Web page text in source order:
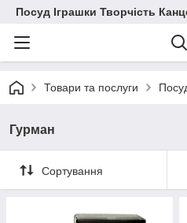
Посуд Іграшки Творчість
Товари та послуги
Гурман
Сортування